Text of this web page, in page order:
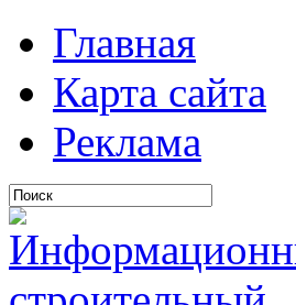
Главная
Карта сайта
Реклама